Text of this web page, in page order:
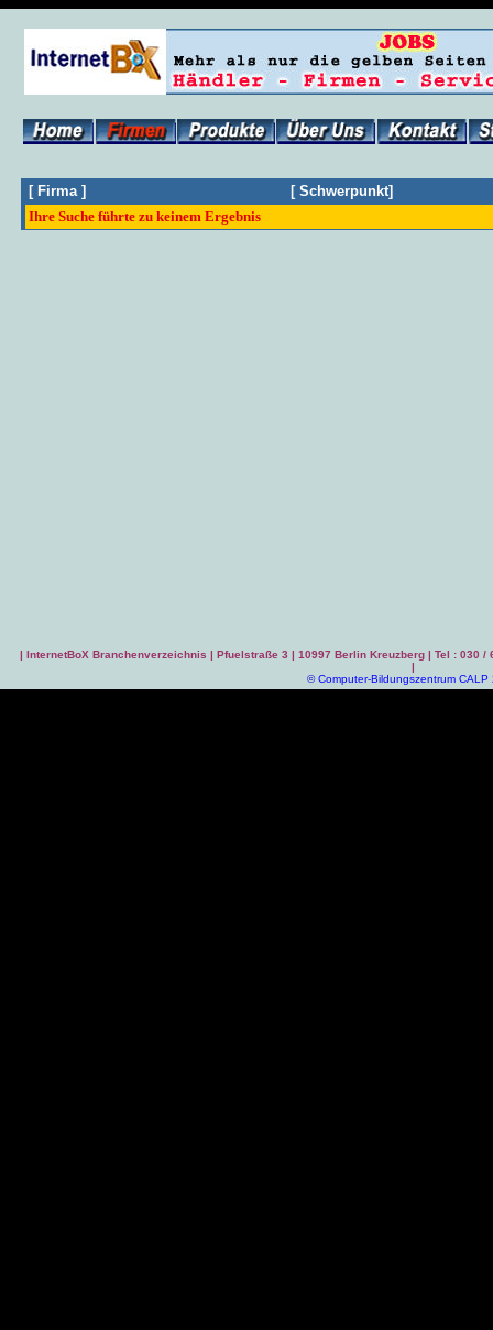
[ Firma ] [ Schwerpunkt]
Ihre Suche führte zu keinem Ergebnis
| InternetBoX Branchenverzeichnis | Pfuelstraße 3 | 10997 Berlin Kreuzberg | Tel : 030
|
©Computer-Bildungszentrum CALP